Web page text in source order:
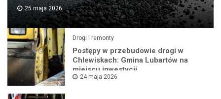
25 maja 2026
Drogi i remonty
Postępy w przebudowie drogi w
Chlewiskach: Gmina Lubartów na
miejscu inwestycji
24 maja 2026